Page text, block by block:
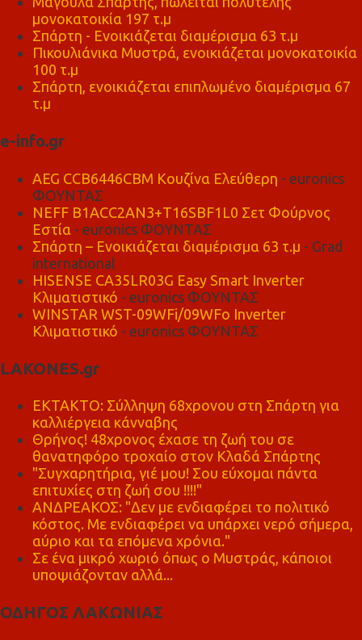
μονοκατοικία 197 τ.μ
Σπάρτη - Ενοικιάζεται διαμέρισμα 63 τ.μ
Πικουλιάνικα Μυστρά, ενοικιάζεται μονοκατοικία
100 τ.μ
Σπάρτη, ενοικιάζεται επιπλωμένο διαμέρισμα 67
τ.μ
e-info.gr
AEG CCB6446CBM Κουζίνα Ελεύθερη - euronics
ΦΟΥΝΤΑΣ
NEFF B1ACC2AN3+T16SBF1L0 Σετ Φούρνος
Εστία - euronics ΦΟΥΝΤΑΣ
Σπάρτη – Ενοικιάζεται διαμέρισμα 63 τ.μ - Grad
international
HISENSE CA35LR03G Easy Smart Inverter
Κλιματιστικό - euronics ΦΟΥΝΤΑΣ
WINSTAR WST-09WFi/09WFo Inverter
Κλιματιστικό - euronics ΦΟΥΝΤΑΣ
LAKONES.gr
ΕΚΤΑΚΤΟ: Σύλληψη 68χρονου στη Σπάρτη για
καλλιέργεια κάνναβης
Θρήνος! 48χρονος έχασε τη ζωή του σε
θανατηφόρο τροχαίο στον Κλαδά Σπάρτης
"Συγχαρητήρια, γιέ μου! Σου εύχομαι πάντα
επιτυχίες στη ζωή σου !!!!"
ΑΝΔΡΕΑΚΟΣ: "Δεν με ενδιαφέρει το πολιτικό
κόστος. Με ενδιαφέρει να υπάρχει νερό σήμερα,
αύριο και τα επόμενα χρόνια."
Σε ένα μικρό χωριό όπως ο Μυστράς, κάποιοι
υποψιάζονταν αλλά...
ΟΔΗΓΟΣ ΛΑΚΩΝΙΑΣ